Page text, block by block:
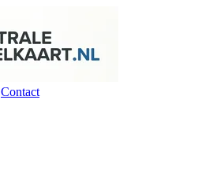
Contact